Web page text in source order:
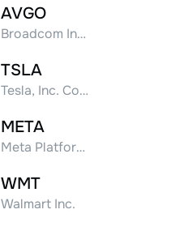
AVGO
Broadcom Inc. Common Stock
TSLA
Tesla, Inc. Common Stock
META
Meta Platforms, Inc. Class A Common Stock
WMT
Walmart Inc.